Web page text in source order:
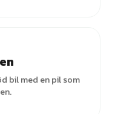
bil med en pil som